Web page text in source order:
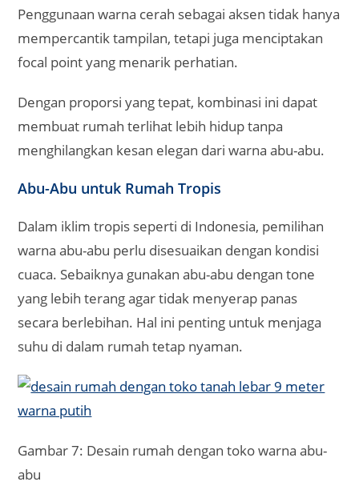
Penggunaan warna cerah sebagai aksen tidak hanya
mempercantik tampilan, tetapi juga menciptakan
focal point yang menarik perhatian.
Dengan proporsi yang tepat, kombinasi ini dapat
membuat rumah terlihat lebih hidup tanpa
menghilangkan kesan elegan dari warna abu-abu.
Abu-Abu untuk Rumah Tropis
Dalam iklim tropis seperti di Indonesia, pemilihan
warna abu-abu perlu disesuaikan dengan kondisi
cuaca. Sebaiknya gunakan abu-abu dengan tone
yang lebih terang agar tidak menyerap panas
secara berlebihan. Hal ini penting untuk menjaga
suhu di dalam rumah tetap nyaman.
Gambar 7: Desain rumah dengan toko warna abu-
abu